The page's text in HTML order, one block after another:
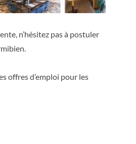
n’hésitez pas à postuler
offres d’emploi pour les